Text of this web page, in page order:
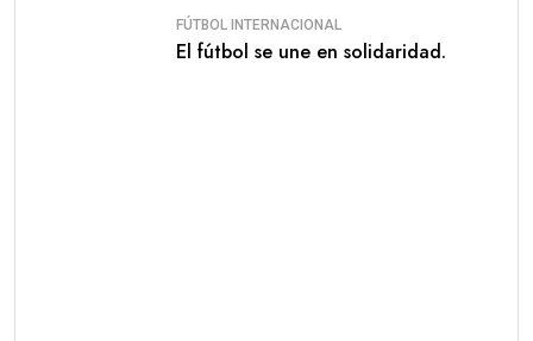
FÚTBOL INTERNACIONAL
El fútbol se une en solidaridad.